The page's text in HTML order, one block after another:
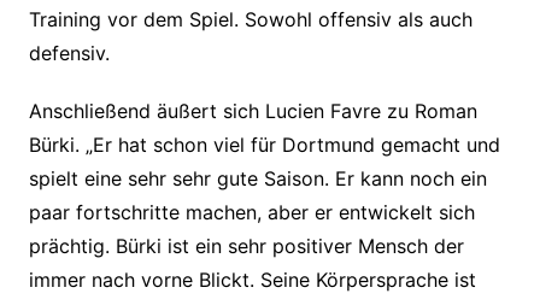
Training vor dem Spiel. Sowohl offensiv als auch
defensiv.
Anschließend äußert sich Lucien Favre zu Roman
Bürki. „Er hat schon viel für Dortmund gemacht und
spielt eine sehr sehr gute Saison. Er kann noch ein
paar fortschritte machen, aber er entwickelt sich
prächtig. Bürki ist ein sehr positiver Mensch der
immer nach vorne Blickt. Seine Körpersprache ist